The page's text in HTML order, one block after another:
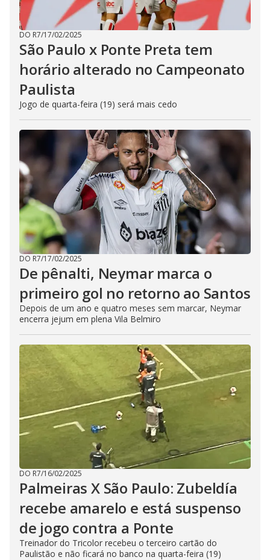
DO R7/17/02/2025
São Paulo x Ponte Preta tem
horário alterado no Campeonato
Paulista
Jogo de quarta-feira (19) será mais cedo
DO R7/17/02/2025
De pênalti, Neymar marca o
primeiro gol no retorno ao Santos
Depois de um ano e quatro meses sem marcar, Neymar
encerra jejum em plena Vila Belmiro
DO R7/16/02/2025
Palmeiras X São Paulo: Zubeldía
recebe amarelo e está suspenso
de jogo contra a Ponte
Treinador do Tricolor recebeu o terceiro cartão do
Paulistão e não ficará no banco na quarta-feira (19)